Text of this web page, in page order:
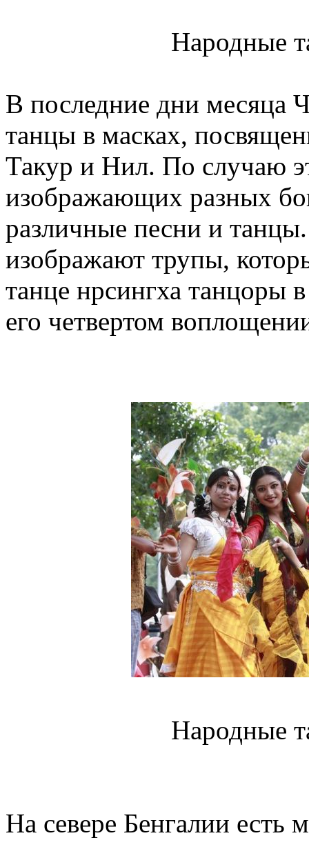
Народные
В последние дни месяца
танцы в масках,
Такур и Нил. По случаю
изображающих разных
различные песни и
изображают трупы,
танце нрсингха танцоры
его четвертом
Народные
На севере Бенгалии есть